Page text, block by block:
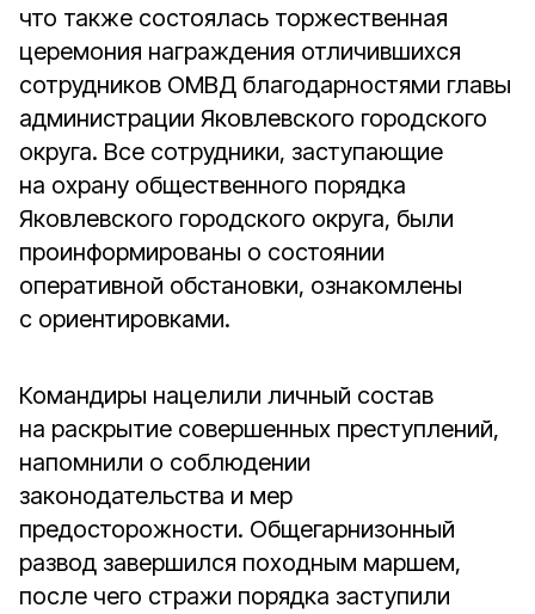
что также состоялась торжественная
церемония награждения отличившихся
сотрудников ОМВД благодарностями главы
администрации Яковлевского городского
округа. Все сотрудники, заступающие
на охрану общественного порядка
Яковлевского городского округа, были
проинформированы о состоянии
оперативной обстановки, ознакомлены
с ориентировками.
Командиры нацелили личный состав
на раскрытие совершенных преступлений,
напомнили о соблюдении
законодательства и мер
предосторожности. Общегарнизонный
развод завершился походным маршем,
после чего стражи порядка заступили